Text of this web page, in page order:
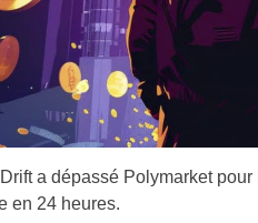
a dépassé Polymarket
en 24 heures.